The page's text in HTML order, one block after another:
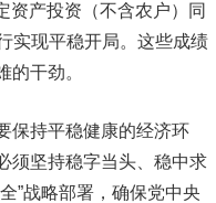
资产投资（不含农户）同
实现平稳开局。这些成绩
干劲。
持平稳健康的经济环
须坚持稳字当头、稳中求
”战略部署，确保党中央